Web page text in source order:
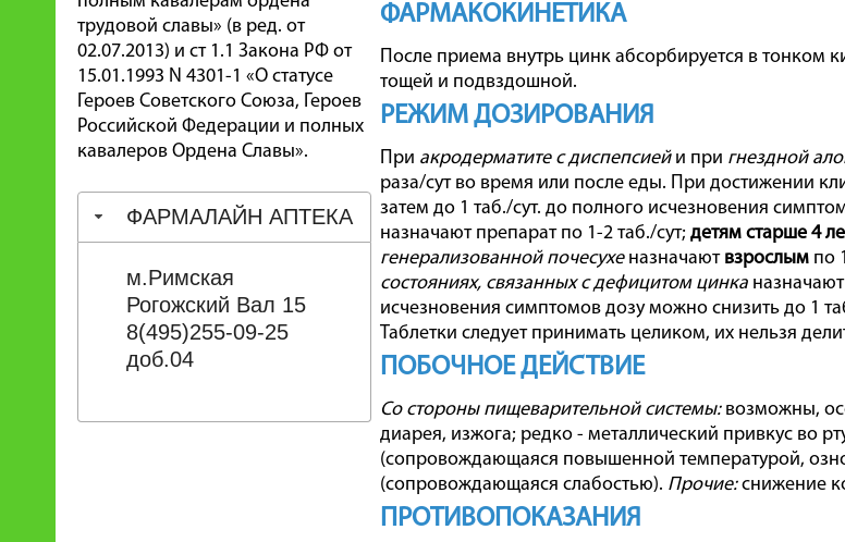
трудовой славы» (в ред. от
02.07.2013) и ст 1.1 Закона РФ от
15.01.1993 N 4301-1 «О статусе
Героев Советского Союза, Героев
Российской Федерации и полных
кавалеров Ордена Славы».
ФАРМАЛАЙН АПТЕКА
м.Римская
Рогожский Вал 15
8(495)255-09-25
доб.04
ФАРМАКОКИНЕТИКА
После приема внутрь цинк абсорбируется в тонком
тощей и подвздошной.
РЕЖИМ ДОЗИРОВАНИЯ
При акродерматите с диспепсиейи при гнездной
раза/сут во время или после еды. При достижении
затем до 1 таб./сут. до полного исчезновения
назначают препарат по 1-2 таб./сут; детям старше 4
генерализованной почесухеназначают взрослым по
состояниях, связанных с дефицитом цинка назначают
исчезновения симптомов дозу можно снизить до 1
Таблетки следует принимать целиком, их нельзя
ПОБОЧНОЕ ДЕЙСТВИЕ
Со стороны пищеварительной системы:возможны,
диарея, изжога; редко - металлический привкус во
(сопровождающаяся повышенной температурой,
(сопровождающаяся слабостью). Прочие:снижение
ПРОТИВОПОКАЗАНИЯ